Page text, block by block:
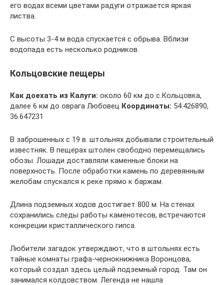
его водах всеми цветами радуги отражается яркая
листва.
С высоты 3-4 м вода спускается с обрыва. Вблизи
водопада есть несколько родников.
Кольцовские пещеры
Как доехать из Калуги: около 60 км до с.Кольцовка,
далее 6 км до оврага Любовец Координаты: 54.426890,
36.647231
В заброшенных с 19 в. штольнях добывали строительный
известняк. В пещерах штолен свободно перемещались
обозы. Лошади доставляли каменные блоки на
поверхность. После обработки камень по деревянным
желобам спускался к реке прямо к баржам.
Длина подземных ходов достигает 800 м. На стенах
сохранились следы работы каменотесов, встречаются
конкреции кристаллического гипса.
Любители загадок утверждают, что в штольнях есть
тайные комнаты графа-чернокнижника Воронцова,
который создал здесь целый подземный город. Там он
занимался колдовством. Легенда не нашла